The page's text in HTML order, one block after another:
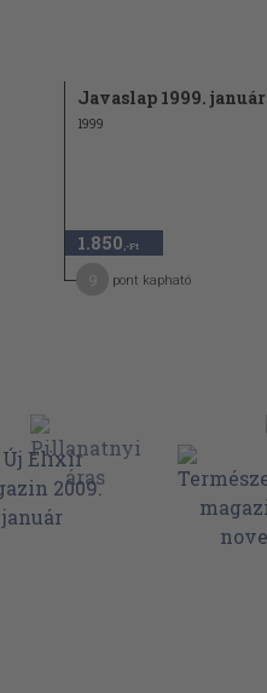
Javaslap 1999. január
1999
1.850 ,-Ft
pont kapható